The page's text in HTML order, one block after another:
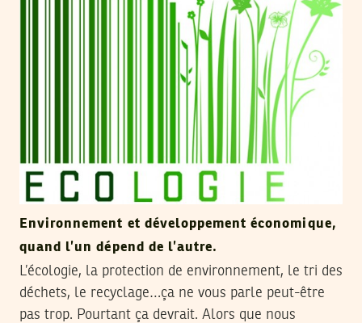
Environnement et développement économique,
quand l’un dépend de l’autre.
L’écologie, la protection de environnement, le tri des
déchets, le recyclage…ça ne vous parle peut-être
pas trop. Pourtant ça devrait. Alors que nous